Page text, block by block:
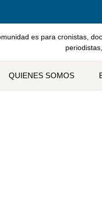
es para cronistas,
QUIENES SOMOS